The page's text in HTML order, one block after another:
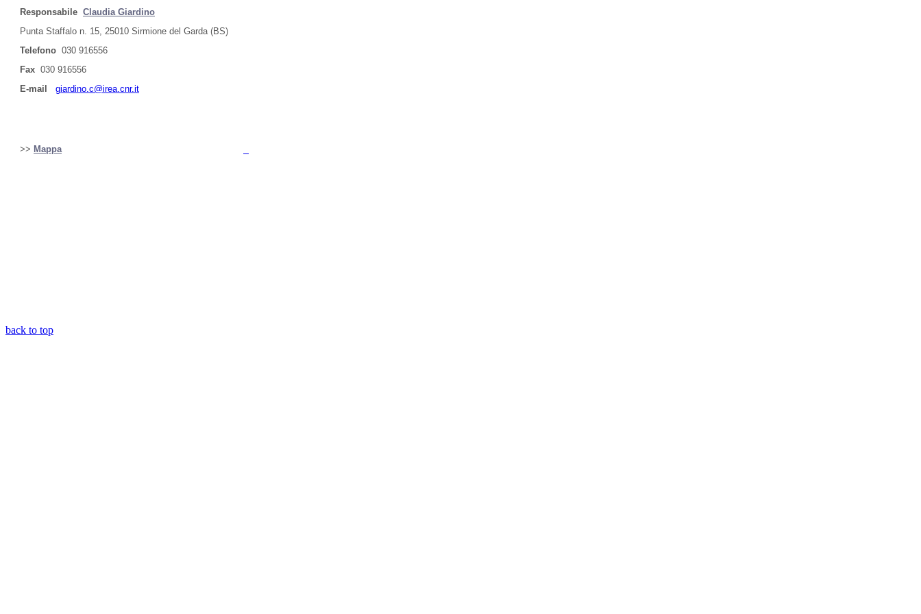
Responsabile Claudia Giardino
Punta Staffalo n. 15, 25010 Sirmione del Garda (BS)
Telefono 030 916556
Fax 030 916556
E-mail
giardino.c@irea.cnr.it
>> Mappa
back to top